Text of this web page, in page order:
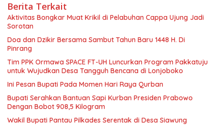
Berita Terkait
Aktivitas Bongkar Muat Krikil di Pelabuhan Cappa Ujung Jadi
Sorotan
Doa dan Dzikir Bersama Sambut Tahun Baru 1448 H. Di
Pinrang
Tim PPK Ormawa SPACE FT-UH Luncurkan Program Pakkatuju
untuk Wujudkan Desa Tangguh Bencana di Lonjoboko
Ini Pesan Bupati Pada Momen Hari Raya Qurban
Bupati Serahkan Bantuan Sapi Kurban Presiden Prabowo
Dengan Bobot 908,5 Kilogram
Wakil Bupati Pantau Pilkades Serentak di Desa Siawung